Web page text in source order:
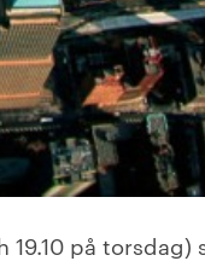
på torsdag)